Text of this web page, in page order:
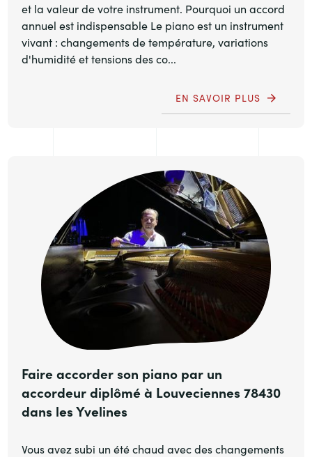
et la valeur de votre instrument. Pourquoi un accord
annuel est indispensable Le piano est un instrument
vivant : changements de température, variations
d'humidité et tensions des co...
EN SAVOIR PLUS
Faire accorder son piano par un
accordeur diplômé à Louveciennes 78430
dans les Yvelines
Vous avez subi un été chaud avec des changements